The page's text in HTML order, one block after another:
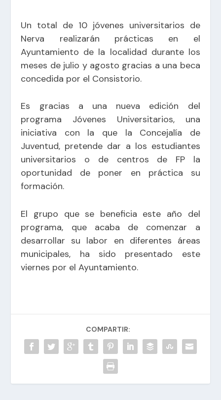
Un total de 10 jóvenes universitarios de
Nerva realizarán prácticas en el
Ayuntamiento de la localidad durante los
meses de julio y agosto gracias a una beca
concedida por el Consistorio.
Es gracias a una nueva edición del
programa Jóvenes Universitarios, una
iniciativa con la que la Concejalía de
Juventud, pretende dar a los estudiantes
universitarios o de centros de FP la
oportunidad de poner en práctica su
formación.
El grupo que se beneficia este año del
programa, que acaba de comenzar a
desarrollar su labor en diferentes áreas
municipales, ha sido presentado este
viernes por el Ayuntamiento.
COMPARTIR: